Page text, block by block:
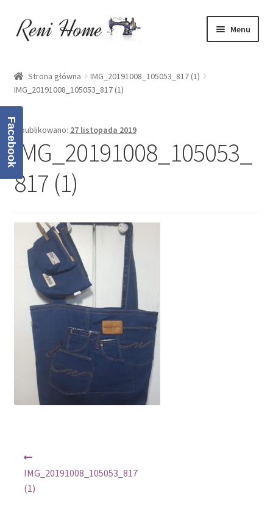
Przejdź
do
Przejdź
do
Menu
Kontakt
Koszyk
Moje konto
O mnie
Oferta
Polityka prywatności
Regulamin
Sklep
Zamówienie
Strona główna
IMG_20191008_105053_817 (1)
IMG_20191008_105053_817 (1)
Opublikowano: 27 listopada 2019
IMG_20191008_105053_
817 (1)
Nawigacja
wpisu
wpis:
IMG_20191008_105053_817
(1)
Facebook